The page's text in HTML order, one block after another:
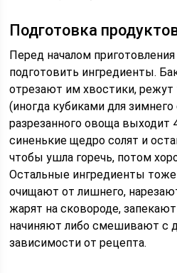
Подготовка
Перед началом
подготовить ингредиенты.
отрезают им хвостики,
(иногда кубиками для зимнего
разрезанного овоща выходит
синенькие щедро солят и
чтобы ушла горечь, потом
Остальные ингредиенты
очищают от лишнего,
жарят на сковороде,
начиняют либо смешивают с
зависимости от рецепта.